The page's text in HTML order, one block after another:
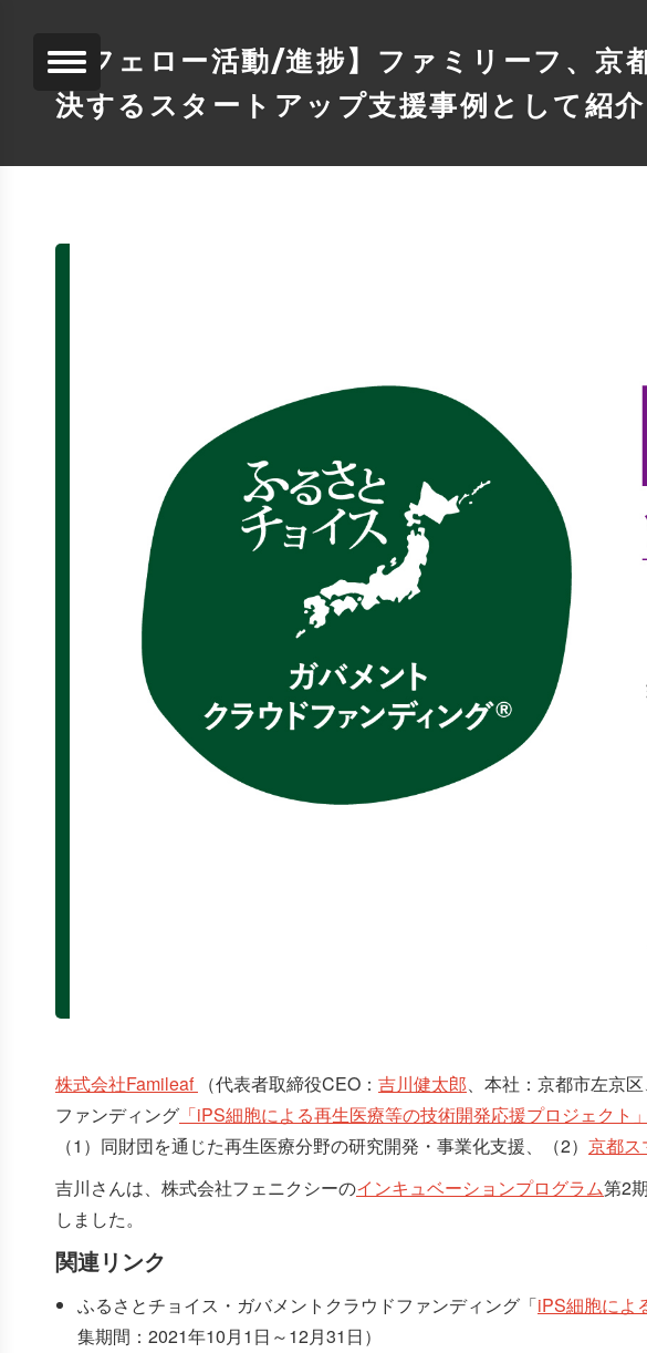
【フェロー活動/進捗】ファミリーフ、
決するスタートアップ支援事例として紹
株式会社Famileaf （代表者取締役CEO： 吉川健太郎、本社：京都市左京
ファンディング 「iPS細胞による再生医療等の技術開発応援プロジェク
（1）同財団を通じた再生医療分野の研究開発・事業化支援、（2） 京都ス
吉川さんは、株式会社フェニクシーのインキュベーションプログラム第2
しました。
関連リンク
ふるさとチョイス・ガバメントクラウドファンディング「iPS細胞によ
集期間：2021年10月1日～12月31日）